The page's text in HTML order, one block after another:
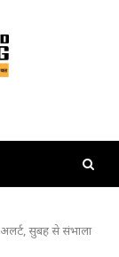
अलर्ट, सुबह से संभाला